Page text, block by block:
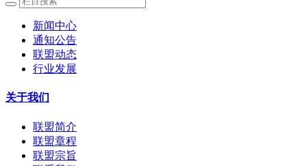
新闻中心
通知公告
联盟动态
行业发展
关于我们
联盟简介
联盟章程
联盟宗旨